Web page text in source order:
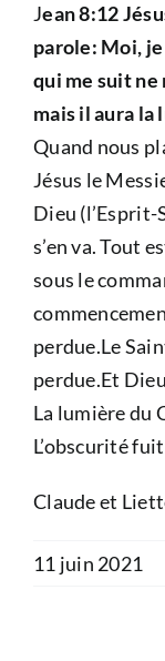
Jean 8:12
parole: Moi,
qui me suit ne
mais il aura la
Quand nous
Jésus le
Dieu (l’Esprit-
s’en va. Tout
sous le
perdue.Le
perdue.Et
La lumière du
L’obscurité
Claude et
11 juin 2021